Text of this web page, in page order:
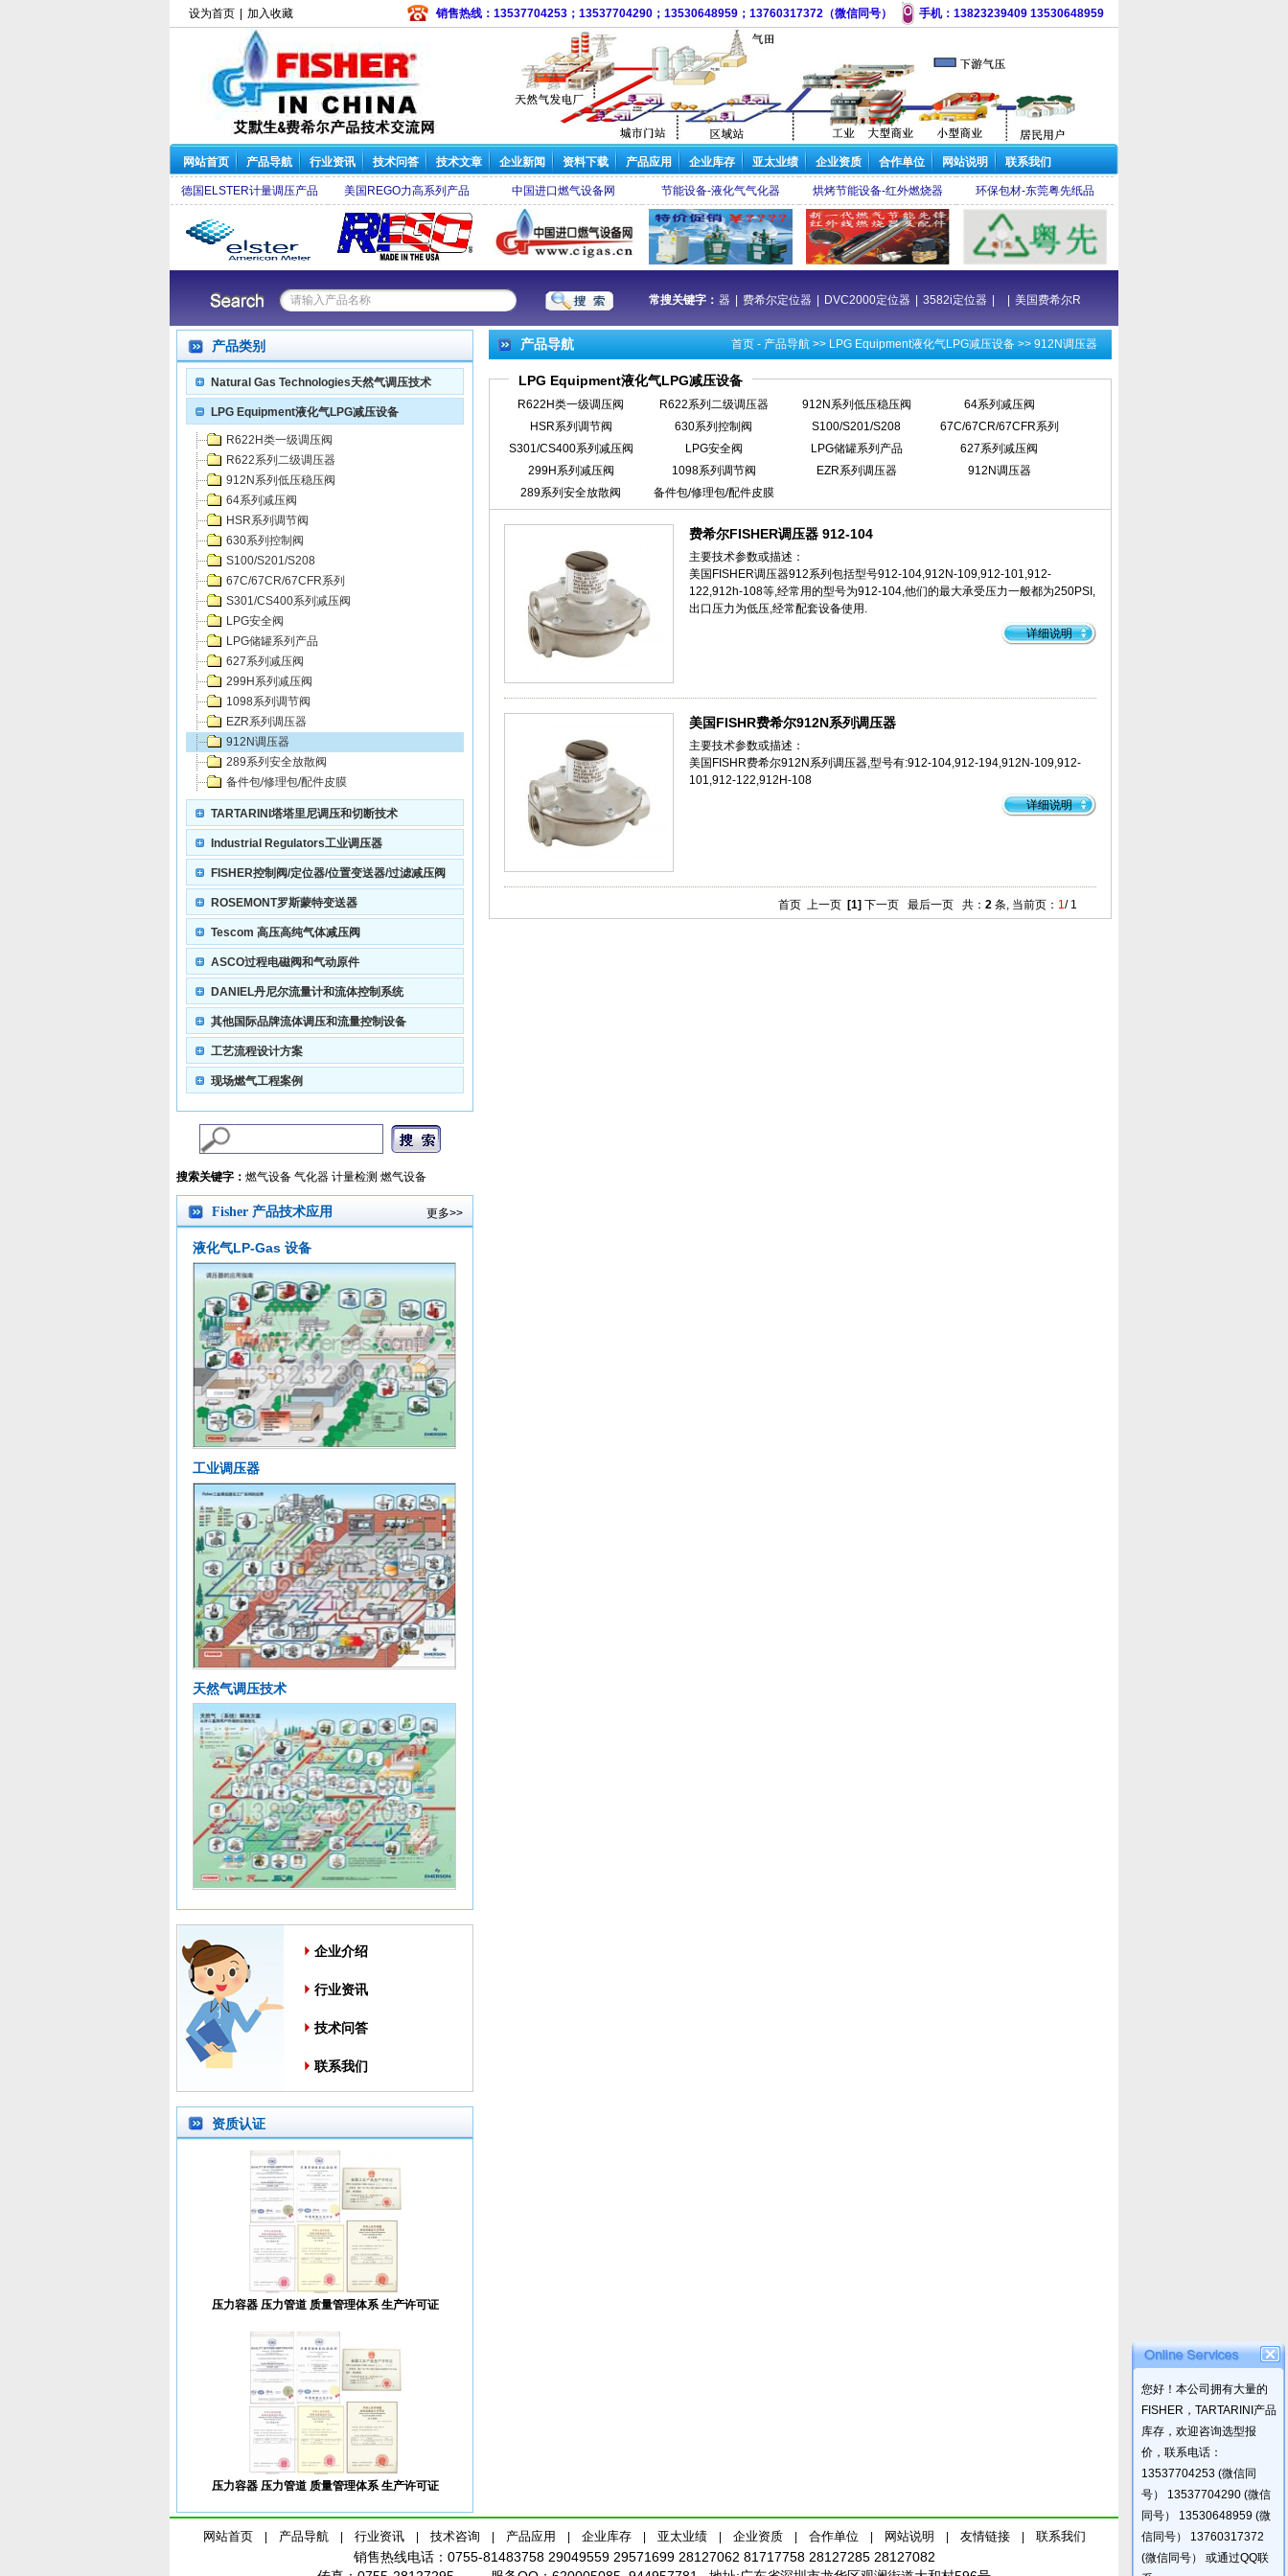
设为首页 加入收藏 手机：13823239409 13530648959
销售热线：13537704253；13537704290；13530648959；13760317372（微信同号）
网站首页 产品导航 行业资讯 技术问答 技术文章 企业新闻 资料下载 产品应用 企业库存 亚太业绩 企业资质 合作单位 网站说明 联系我们
德国ELSTER计量调压产品 美国REGO力高系列产品 中国进口燃气设备网 节能设备-液化气气化器 烘烤节能设备-红外燃烧器 环保包材-东莞粤先纸品
常搜关键字：
R622-DFF减压阀 | 63EG泄压阀 | Y690A调压器 1301F减压阀 | 95H减压阀 | DVC6200定位器 | 费希尔定位器 | DVC2000定位器 | 3582i定位器 | | 美国费希尔R622H-DGJ调压器
产品类别
Natural Gas Technologies天然气调压技术
LPG Equipment液化气LPG减压设备
R622H类一级调压阀
R622系列二级调压器
912N系列低压稳压阀
64系列减压阀
HSR系列调节阀
630系列控制阀
S100/S201/S208
67C/67CR/67CFR系列
S301/CS400系列减压阀
LPG安全阀
LPG储罐系列产品
627系列减压阀
299H系列减压阀
1098系列调节阀
EZR系列调压器
912N调压器
289系列安全放散阀
备件包/修理包/配件皮膜
TARTARINI塔塔里尼调压和切断技术
Industrial Regulators工业调压器
FISHER控制阀/定位器/位置变送器/过滤减压阀
ROSEMONT罗斯蒙特变送器
Tescom 高压高纯气体减压阀
ASCO过程电磁阀和气动原件
DANIEL丹尼尔流量计和流体控制系统
其他国际品牌流体调压和流量控制设备
工艺流程设计方案
现场燃气工程案例
搜索关键字： 燃气设备 气化器 计量检测 燃气设备
Fisher 产品技术应用 更多>>
液化气LP-Gas 设备
工业调压器
天然气调压技术
企业介绍
行业资讯
技术问答
联系我们
资质认证
压力容器 压力管道 质量管理体系 生产许可证
压力容器 压力管道 质量管理体系 生产许可证
产品导航 首页 - 产品导航 >> LPG Equipment液化气LPG减压设备 >> 912N调压器
LPG Equipment液化气LPG减压设备
R622H类一级调压阀 R622系列二级调压器 912N系列低压稳压阀
64系列减压阀
HSR系列调节阀
630系列控制阀 S100/S201/S208
67C/67CR/67CFR系列
S301/CS400系列减压阀
LPG安全阀 LPG储罐系列产品
627系列减压阀
299H系列减压阀
1098系列调节阀 EZR系列调压器
912N调压器
289系列安全放散阀
备件包/修理包/配件皮膜
费希尔FISHER调压器 912-104
主要技术参数或描述：
美国FISHER调压器912系列包括型号912-104,912N-109,912-101,912-
122,912h-108等,经常用的型号为912-104,他们的最大承受压力一般都为250PSI,
出口压力为低压,经常配套设备使用.
详细说明
美国FISHR费希尔912N系列调压器
主要技术参数或描述：
美国FISHR费希尔912N系列调压器,型号有:912-104,912-194,912N-109,912-
101,912-122,912H-108
详细说明
首页 上一页 [1] 下一页 最后一页 共： 2 条, 当前页： 1/ 1
网站首页 产品导航 行业资讯 技术咨询 产品应用 企业库存 亚太业绩 企业资质 合作单位 网站说明 友情链接 联系我们
销售热线电话： 0755-81483758 29049559 29571699 28127062 81717758 28127285 28127082
您好！本公司拥有大量的
FISHER，TARTARINI产品
库存，欢迎咨询选型报
价，联系电话：
13537704253 (微信同
号） 13537704290 (微信
同号） 13530648959 (微
信同号） 13760317372
(微信同号） 或通过QQ联